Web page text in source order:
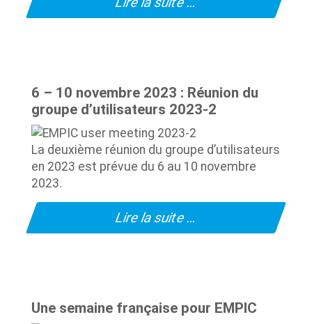
6 – 10 novembre 2023 : Réunion du
groupe d’utilisateurs 2023-2
La deuxième réunion du groupe d’utilisateurs
en 2023 est prévue du 6 au 10 novembre
2023.
Lire la suite …
Une semaine française pour EMPIC